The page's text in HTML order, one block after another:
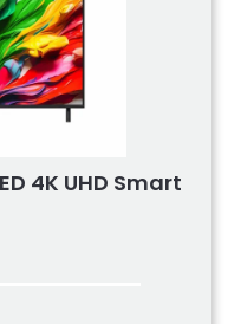
4K UHD Smart